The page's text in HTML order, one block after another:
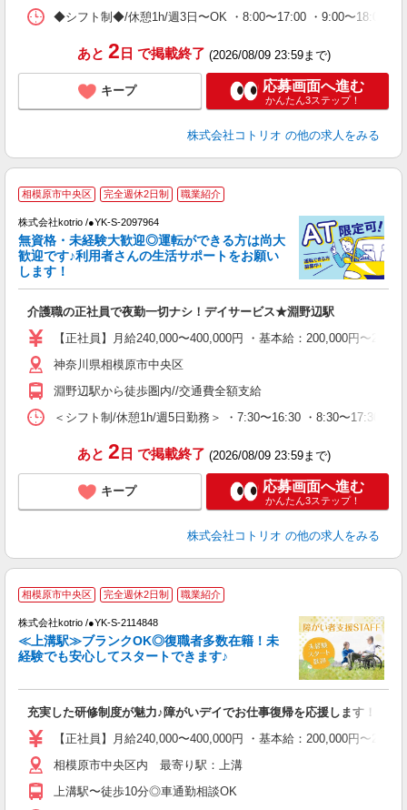
◆シフト制◆/休憩1h/週3日〜OK ・8:00〜17:00 ・9:00〜18:00
あと 2 日 で掲載終了 (2026/08/09 23:59まで)
キープ 応募画面へ進む
かんたん3ステップ！
株式会社コトリオ の他の求人をみる
相模原市中央区 完全週休2日制 職業紹介
株式会社kotrio /●YK-S-2097964
無資格・未経験大歓迎◎運転ができる方は尚大
歓迎です♪利用者さんの生活サポートをお願い
します！
介護職の正社員で夜勤一切ナシ！デイサービス★淵野辺駅
【正社員】月給240,000〜400,000円 ・基本給：200,000円〜
神奈川県相模原市中央区
淵野辺駅から徒歩圏内//交通費全額支給
＜シフト制/休憩1h/週5日勤務＞ ・7:30〜16:30 ・8:30〜17:30 な
あと 2 日 で掲載終了 (2026/08/09 23:59まで)
キープ 応募画面へ進む
かんたん3ステップ！
株式会社コトリオ の他の求人をみる
相模原市中央区 完全週休2日制 職業紹介
株式会社kotrio /●YK-S-2114848
≪上溝駅≫ブランクOK◎復職者多数在籍！未
経験でも安心してスタートできます♪
充実した研修制度が魅力♪障がいデイでお仕事復帰を応援します！
【正社員】月給240,000〜400,000円 ・基本給：200,000円〜
相模原市中央区内 最寄り駅：上溝
上溝駅〜徒歩10分◎車通勤相談OK